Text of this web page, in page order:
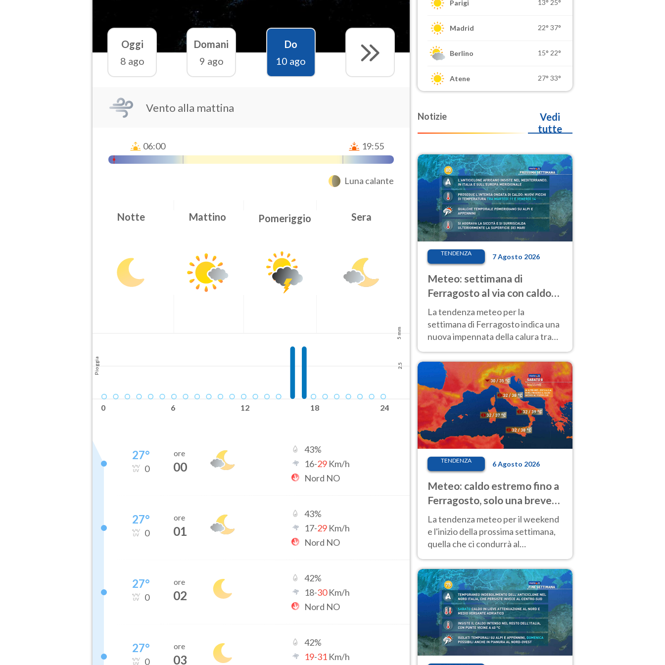
Oggi
8 ago
Domani
9 ago
Do
10 ago
Vento alla mattina
06:00 19:55
Luna calante
Notte Mattino Pomeriggio Sera
5 mm
2.5
Pioggia
0 6 12 18 24
27°
0
ore
00
43%
16-29 Km/h
Nord NO
27°
0
ore
01
43%
17-29 Km/h
Nord NO
27°
0
ore
02
42%
18-30Km/h
Nord NO
27°
0
ore
03
42%
19-31 Km/h
Parigi 13° 25°
Madrid 22° 37°
Berlino 15° 22°
Atene 27° 33°
Notizie
Vedi
tutte
TENDENZA 7 Agosto 2026
Meteo: settimana di
Ferragosto al via con caldo
intenso e qualche temporale
La tendenza meteo per la
settimana di Ferragosto indica una
nuova impennata della calura tra
anche al Nord.
TENDENZA 6 Agosto 2026
Meteo: caldo estremo fino a
Ferragosto, solo una breve
pausa. Ecco dove
La tendenza meteo per il weekend
e l'inizio della prossima settimana,
quella che ci condurrà al
temperature molto elevate